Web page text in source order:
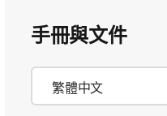
手冊與文件